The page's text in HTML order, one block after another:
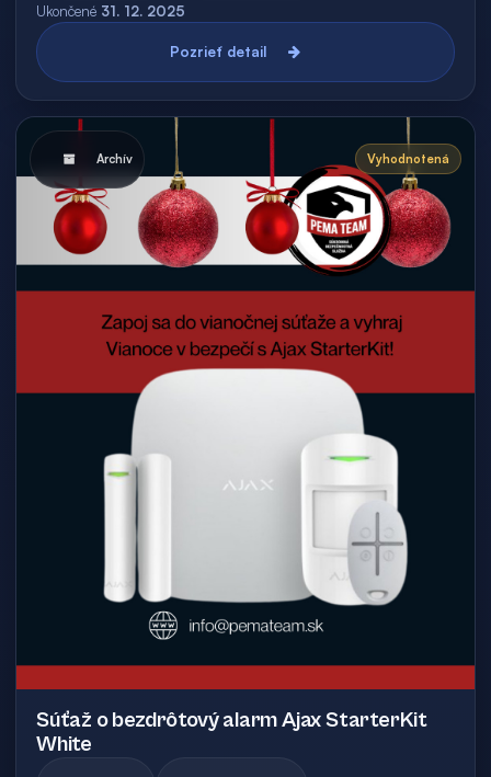
Ukončené 31. 12. 2025
Pozrieť detail
Archív Vyhodnotená
Súťaž o bezdrôtový alarm Ajax StarterKit
White